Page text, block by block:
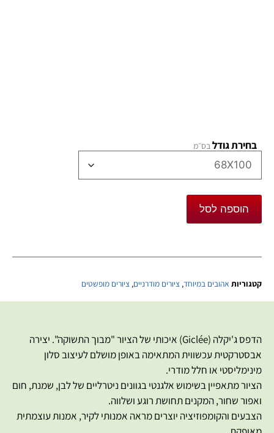
בחירת גודל
הוספה לסל
קטגוריות אהובים במיוחד, ציורים מודרניים, ציורים מופשטים
הדפס ג'יקלה (Giclée) איכותי של הציור "מבוך התשוקה". יצירה
אבסטרקטית עכשווית המתאימה באופן מושלם לעיצוב סלון
מינימליסטי או חלל מודרי.
הציור מתאפיין בשימוש אלגנטי בגוונים ניטרליים של לבן, שמנת, חום
ואפור שחור, המקנים תחושת רוגע ושלווה.
הצבעים והקומפוזיציה יוצרים מראה אמנותי לקיר, אמנות עוצמתית